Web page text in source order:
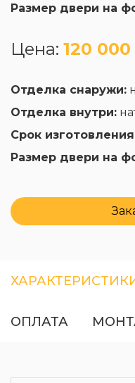
Размер двери на
Цена: 120
Отделка снаружи:
Отделка внутри:
Срок
Размер двери на
ОПЛАТА